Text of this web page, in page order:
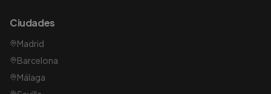
Ciudades
Madrid
Barcelona
Málaga